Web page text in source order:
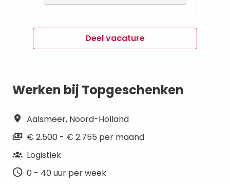
Deel vacature
Werken bij Topgeschenken
Aalsmeer, Noord-Holland
€ 2.500 - € 2.755 per maand
Logistiek
0 - 40 uur per week